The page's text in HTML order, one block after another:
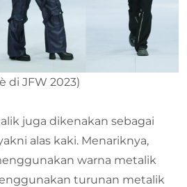
di JFW 2023)
juga dikenakan sebagai
alas kaki. Menariknya,
warna metalik
turunan metalik